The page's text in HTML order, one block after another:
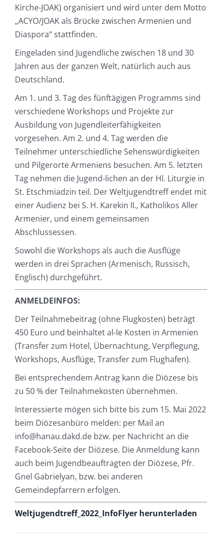
Kirche-JOAK) organisiert und wird unter dem Motto
„ACYO/JOAK als Brücke zwischen Armenien und
Diaspora“ stattfinden.
Eingeladen sind Jugendliche zwischen 18 und 30
Jahren aus der ganzen Welt, natürlich auch aus
Deutschland.
Am 1. und 3. Tag des fünftägigen Programms sind
verschiedene Workshops und Projekte zur
Ausbildung von Jugendleiterfähigkeiten
vorgesehen. Am 2. und 4. Tag werden die
Teilnehmer unterschiedliche Sehenswürdigkeiten
und Pilgerorte Armeniens besuchen. Am 5. letzten
Tag nehmen die Jugend-lichen an der Hl. Liturgie in
St. Etschmiadzin teil. Der Weltjugendtreff endet mit
einer Audienz bei S. H. Karekin II., Katholikos Aller
Armenier, und einem gemeinsamen
Abschlussessen.
Sowohl die Workshops als auch die Ausflüge
werden in drei Sprachen (Armenisch, Russisch,
Englisch) durchgeführt.
ANMELDEINFOS:
Der Teilnahmebeitrag (ohne Flugkosten) beträgt
450 Euro und beinhaltet al-le Kosten in Armenien
(Transfer zum Hotel, Übernachtung, Verpflegung,
Workshops, Ausflüge, Transfer zum Flughafen).
Bei entsprechendem Antrag kann die Diözese bis
zu 50 % der Teilnahmekosten übernehmen.
Interessierte mögen sich bitte bis zum 15. Mai 2022
beim Diözesanbüro melden: per Mail an
info@hanau.dakd.de bzw. per Nachricht an die
Facebook-Seite der Diözese. Die Anmeldung kann
auch beim Jugendbeauftragten der Diözese, Pfr.
Gnel Gabrielyan, bzw. bei anderen
Gemeindepfarrern erfolgen.
Weltjugendtreff_2022_InfoFlyer herunterladen